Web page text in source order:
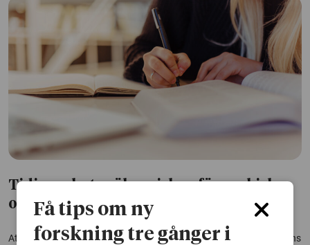
Tidigare betyg ökar risken för psykisk
ohälsa bland flickor
Att få betyg tidigare i skolan kan ha negativa konsekvenser för barns
Få tips om ny
forskning tre gånger i